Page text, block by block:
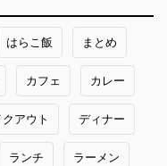
はらこ飯 まとめ
カフェ カレー
アウト ディナー
ランチ ラーメン